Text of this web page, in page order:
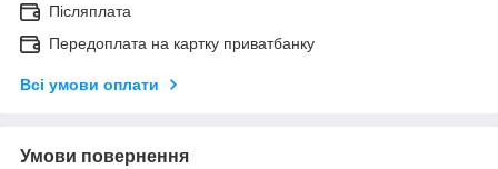
Післяплата
Передоплата на картку приватбанку
Всі умови оплати
Умови повернення